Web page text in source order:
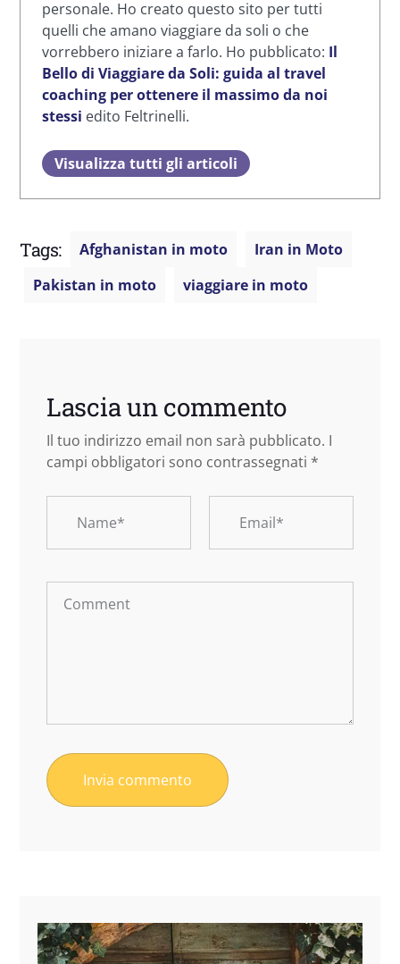
personale. Ho creato questo sito per tutti
quelli che amano viaggiare da soli o che
vorrebbero iniziare a farlo. Ho pubblicato: Il
Bello di Viaggiare da Soli: guida al travel
coaching per ottenere il massimo da noi
stessi edito Feltrinelli.
Visualizza tutti gli articoli
Tags: Afghanistan in moto
Iran in Moto
Pakistan in moto
viaggiare in moto
Lascia un commento
Il tuo indirizzo email non sarà pubblicato. I
campi obbligatori sono contrassegnati *